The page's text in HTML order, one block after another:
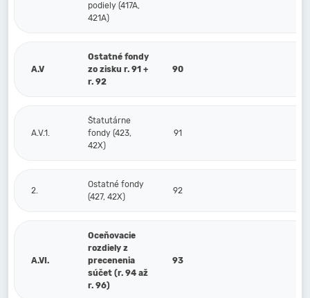
podiely (417A,
421A)
A.V
Ostatné fondy
zo zisku r. 91 +
r. 92
90
A.V.1.
Štatutárne
fondy (423,
42X)
91
2.
Ostatné fondy
(427, 42X)
92
A.VI.
Oceňovacie
rozdiely z
precenenia
súčet (r. 94 až
r. 96)
93